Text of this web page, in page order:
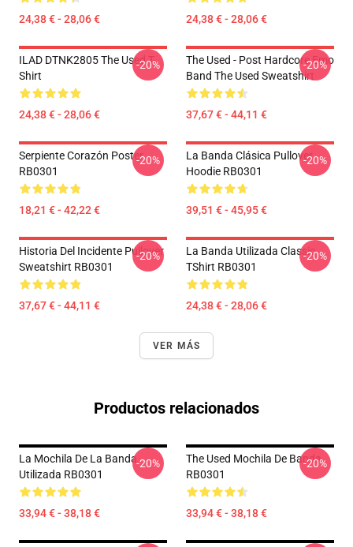
24,38 € - 28,06 € 24,38 € - 28,06 €
ILAD DTNK2805 The Used T-
Shirt
24,38 € - 28,06 €
-20%
The Used - Post Hardcore Emo
Band The Used Sweatshirt
37,67 € - 44,11 €
-20%
Serpiente Corazón Poster
RB0301
18,21 € - 42,22 €
-20%
La Banda Clásica Pullover
Hoodie RB0301
39,51 € - 45,95 €
-20%
Historia Del Incidente Pullover
Sweatshirt RB0301
37,67 € - 44,11 €
-20%
La Banda Utilizada Classic
TShirt RB0301
24,38 € - 28,06 €
-20%
VER MÁS
Productos relacionados
La Mochila De La Banda
Utilizada RB0301
33,94 € - 38,18 €
-20%
The Used Mochila De Banda
RB0301
33,94 € - 38,18 €
-20%